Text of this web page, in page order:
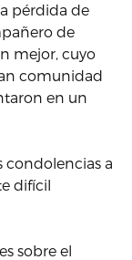
pérdida de
de
mejor, cuyo
comunidad
en un
condolencias a
difícil
sobre el